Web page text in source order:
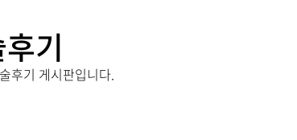
기
후기 게시판입니다.